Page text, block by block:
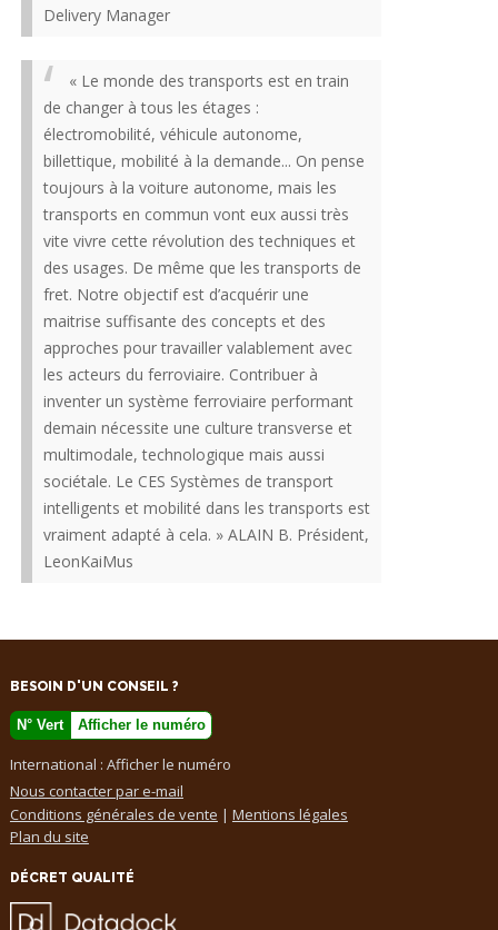
Delivery Manager
« Le monde des transports est en train
de changer à tous les étages :
électromobilité, véhicule autonome,
billettique, mobilité à la demande... On pense
toujours à la voiture autonome, mais les
transports en commun vont eux aussi très
vite vivre cette révolution des techniques et
des usages. De même que les transports de
fret. Notre objectif est d’acquérir une
maitrise suffisante des concepts et des
approches pour travailler valablement avec
les acteurs du ferroviaire. Contribuer à
inventer un système ferroviaire performant
demain nécessite une culture transverse et
multimodale, technologique mais aussi
sociétale. Le CES Systèmes de transport
intelligents et mobilité dans les transports est
vraiment adapté à cela. » ALAIN B. Président,
LeonKaiMus
BESOIN D'UN CONSEIL ?
N° Vert Afficher le numéro
International : Afficher le numéro
Nous contacter par e-mail
Conditions générales de vente | Mentions légales
Plan du site
DÉCRET QUALITÉ